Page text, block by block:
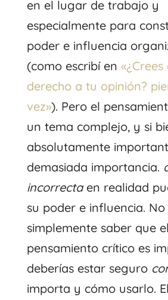
en el lugar de trabajo y
especialmente para
poder e influencia
(como escribí en
derecho a tu opinión?
vez»). Pero el
un tema complejo, y si
absolutamente
demasiada importancia.
incorrectaen realidad
su poder e influencia.
simplemente saber que el
pensamiento crítico es
deberías estar seguro
importa y cómo usarlo. El